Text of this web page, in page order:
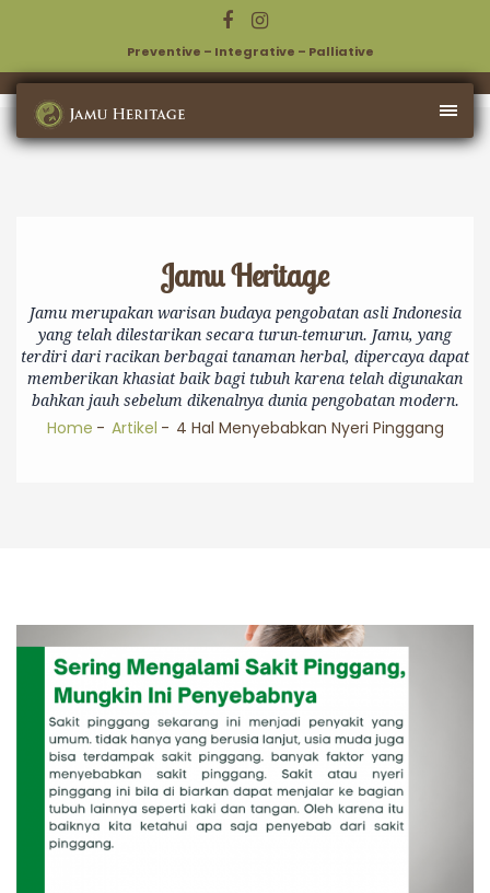
Preventive – Integrative – Palliative
Jamu Heritage
Jamu merupakan warisan budaya pengobatan asli Indonesia
yang telah dilestarikan secara turun-temurun. Jamu, yang
terdiri dari racikan berbagai tanaman herbal, dipercaya dapat
memberikan khasiat baik bagi tubuh karena telah digunakan
bahkan jauh sebelum dikenalnya dunia pengobatan modern.
Home Artikel 4 Hal Menyebabkan Nyeri Pinggang